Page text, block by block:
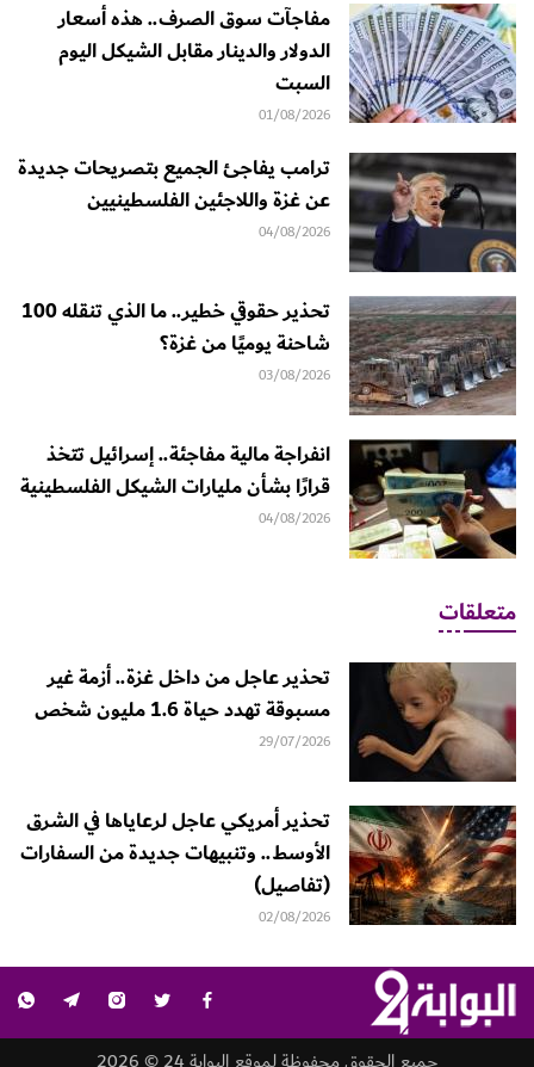
مفاجآت سوق الصرف.. هذه أسعار
الدولار والدينار مقابل الشيكل اليوم
السبت
01/08/2026
ترامب يفاجئ الجميع بتصريحات جديدة
عن غزة واللاجئين الفلسطينيين
04/08/2026
تحذير حقوقي خطير.. ما الذي تنقله 100
شاحنة يوميًا من غزة؟
03/08/2026
انفراجة مالية مفاجئة.. إسرائيل تتخذ
قرارًا بشأن مليارات الشيكل الفلسطينية
04/08/2026
متعلقات
تحذير عاجل من داخل غزة.. أزمة غير
مسبوقة تهدد حياة 1.6 مليون شخص
29/07/2026
تحذير أمريكي عاجل لرعاياها في الشرق
الأوسط.. وتنبيهات جديدة من السفارات
(تفاصيل)
02/08/2026